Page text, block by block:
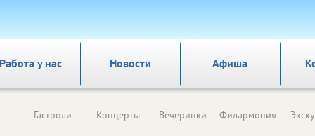
у нас Новости Афиша
Гастроли Концерты Вечеринки Филармония